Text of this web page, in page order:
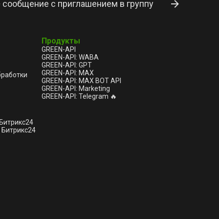
с приглашением в группу
Продукты
GREEN-API
GREEN-API: WABA
GREEN-API: GPT
GREEN-API: MAX
GREEN-API: MAX BOT API
GREEN-API: Marketing
GREEN-API: Telegram 🔥